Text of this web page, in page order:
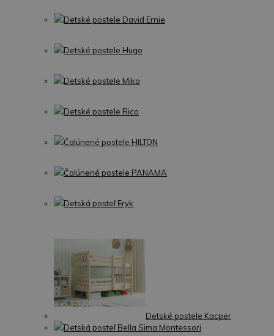
Detské postele David Ernie
Detské postele Hugo
Detské postele Miko
Detské postele Rico
Čalúnené postele HILTON
Čalúnené postele PANAMA
Detská posteľ Eryk
Detské postele Kacper
Detská posteľ Bella Sima Montessori